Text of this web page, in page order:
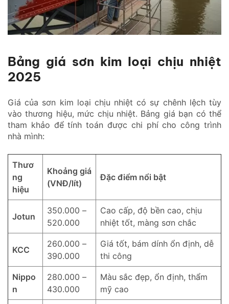
Bảng giá sơn kim loại chịu nhiệt
2025
Giá của sơn kim loại chịu nhiệt có sự chênh lệch tùy
vào thương hiệu, mức chịu nhiệt. Bảng giá bạn có thể
tham khảo để tính toán được chi phí cho công trình
nhà mình:
Thươ
ng
hiệu
Khoảng giá
(VNĐ/lít)
Đặc điểm nổi bật
Jotun
350.000 –
520.000
Cao cấp, độ bền cao, chịu
nhiệt tốt, màng sơn chắc
KCC
260.000 –
390.000
Giá tốt, bám dính ổn định, dễ
thi công
Nippo
n
280.000 –
430.000
Màu sắc đẹp, ổn định, thẩm
mỹ cao